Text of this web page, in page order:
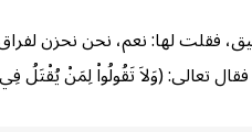
فقلت لها: نعم، نحن نحزن
تعالى: (وَلاَ تَقُولُواْ لِمَنْ يُقْتَلُ فِي